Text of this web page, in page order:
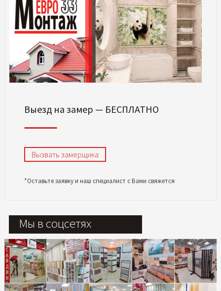
Выезд на замер — БЕСПЛАТНО
Вызвать замерщика
*Оставьте заявку и наш специалист с Вами свяжется
Мы в соцсетях